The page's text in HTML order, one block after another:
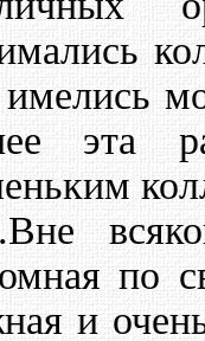
имелись
эта
по
и